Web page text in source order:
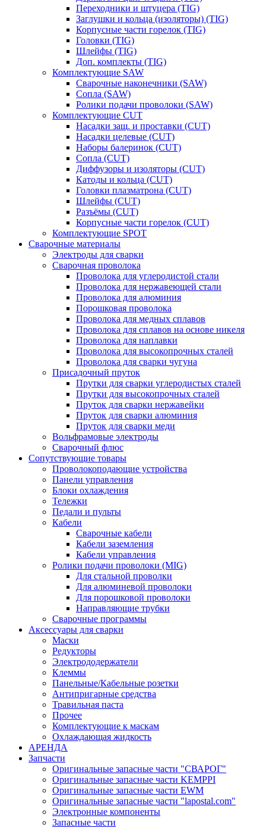
Переходники и штуцера (TIG)
Заглушки и кольца (изоляторы) (TIG)
Корпусные части горелок (TIG)
Головки (TIG)
Шлейфы (TIG)
Доп. комплекты (TIG)
Комплектующие SAW
Сварочные наконечники (SAW)
Сопла (SAW)
Ролики подачи проволоки (SAW)
Комплектующие CUT
Насадки защ. и проставки (CUT)
Насадки целевые (CUT)
Наборы балеринок (CUT)
Сопла (CUT)
Диффузоры и изоляторы (CUT)
Катоды и кольца (CUT)
Головки плазматрона (CUT)
Шлейфы (CUT)
Разъёмы (CUT)
Корпусные части горелок (CUT)
Комплектующие SPOT
Сварочные материалы
Электроды для сварки
Сварочная проволока
Проволока для углеродистой стали
Проволока для нержавеющей стали
Проволока для алюминия
Порошковая проволока
Проволока для медных сплавов
Проволока для сплавов на основе никеля
Проволока для наплавки
Проволока для высокопрочных сталей
Проволока для сварки чугуна
Присадочный пруток
Прутки для сварки углеродистых сталей
Прутки для высокопрочных сталей
Пруток для сварки нержавейки
Пруток для сварки алюминия
Пруток для сварки меди
Вольфрамовые электроды
Сварочный флюс
Сопутствующие товары
Проволокоподающие устройства
Панели управления
Блоки охлаждения
Тележки
Педали и пульты
Кабели
Сварочные кабели
Кабели заземления
Кабели управления
Ролики подачи проволоки (MIG)
Для стальной проволки
Для алюминевой проволоки
Для порошковой проволоки
Направляющие трубки
Сварочные программы
Аксессуары для сварки
Маски
Редукторы
Электрододержатели
Клеммы
Панельные/Кабельные розетки
Антипригарные средства
Травильная паста
Прочее
Комплектующие к маскам
Охлаждающая жидкость
АРЕНДА
Запчасти
Оригинальные запасные части "СВАРОГ"
Оригинальные запасные части KEMPPI
Оригинальные запасные части EWM
Оригинальные запасные части "lapostal.com"
Электронные компоненты
Запасные части